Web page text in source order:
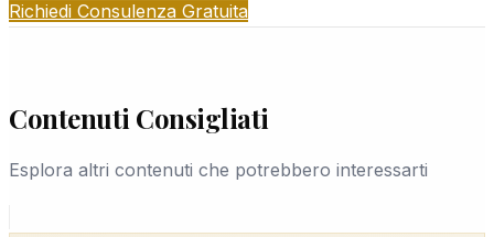
di Napoli e qualsiasi altra sede.
Richiedi Consulenza Gratuita
Contenuti Consigliati
Esplora altri contenuti che potrebbero interessarti